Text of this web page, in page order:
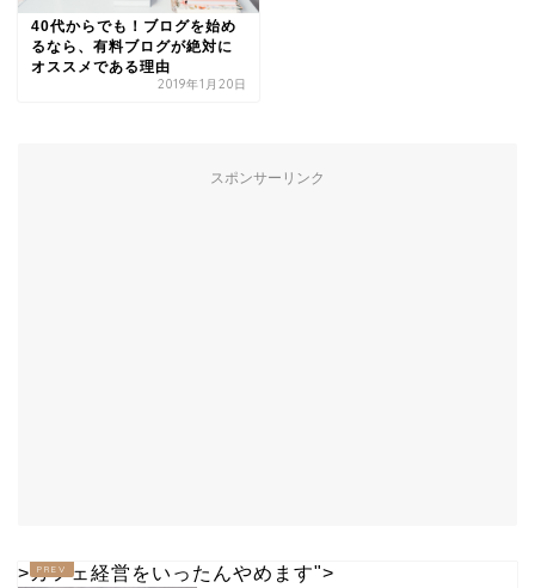
40代からでも！ブログを始め
るなら、有料ブログが絶対に
オススメである理由
2019年1月20日
スポンサーリンク
>カフェ経営をいったんやめます">